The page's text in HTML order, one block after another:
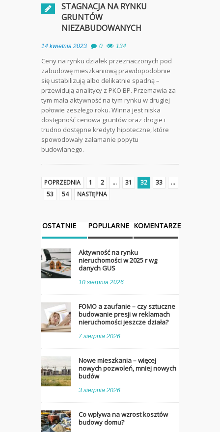
STAGNACJA NA RYNKU
GRUNTÓW
NIEZABUDOWANYCH
14 kwietnia 2023 0 134
Ceny na rynku działek przeznaczonych pod
zabudowę mieszkaniową prawdopodobnie
się ustabilizują albo delikatnie spadną –
przewidują analitycy z PKO BP. Przemawia za
tym mała aktywność na tym rynku w drugiej
połowie zeszłego roku. Winna jest niska
dostępność cenowa gruntów oraz drogie i
trudno dostępne kredyty hipoteczne, które
spowodowały załamanie popytu
budowlanego.
POPRZEDNIA 1 2 … 31 32 33
…
53
54 NASTĘPNA
OSTATNIE POPULARNE KOMENTARZE
Aktywność na rynku
nieruchomości w 2025 r wg
danych GUS
10 sierpnia 2026
FOMO a zaufanie – czy sztuczne
budowanie presji w reklamach
nieruchomości jeszcze działa?
7 sierpnia 2026
Nowe mieszkania – więcej
nowych pozwoleń, mniej nowych
budów
3 sierpnia 2026
Co wpływa na wzrost kosztów
budowy domu?